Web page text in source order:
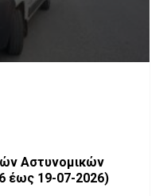
Αστυνομικών
έως 19-07-2026)